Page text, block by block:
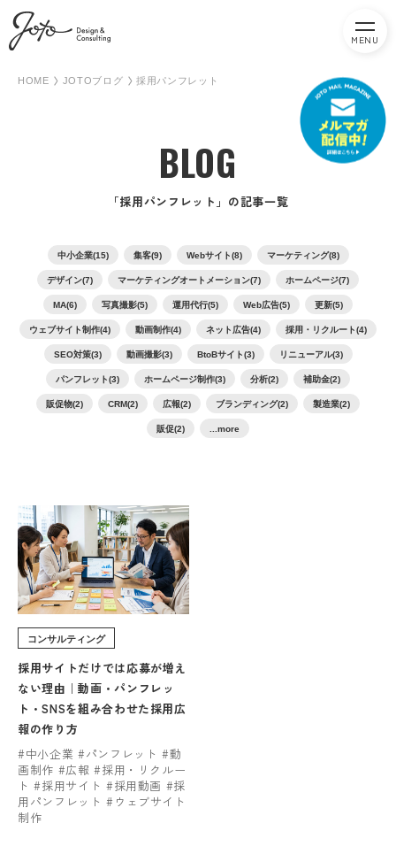
MENU
HOME JOTOブログ 採用パンフレット
BLOG
「採用パンフレット」の記事一覧
中小企業(15) 集客(9) Webサイト(8) マーケティング(8)
デザイン(7) マーケティングオートメーション(7) ホームページ(7)
MA(6) 写真撮影(5) 運用代行(5) Web広告(5) 更新(5)
ウェブサイト制作(4) 動画制作(4) ネット広告(4) 採用・リクルート(4)
SEO対策(3) 動画撮影(3) BtoBサイト(3) リニューアル(3)
パンフレット(3) ホームページ制作(3) 分析(2) 補助金(2)
販促物(2) CRM(2) 広報(2) ブランディング(2) 製造業(2)
販促(2) ...more
コンサルティング
採用サイトだけでは応募が増え
ない理由｜動画・パンフレッ
ト・SNSを組み合わせた採用広
報の作り方
#中小企業 #パンフレット #動
画制作 #広報 #採用・リクルー
ト #採用サイト #採用動画 #採
用パンフレット #ウェブサイト
制作